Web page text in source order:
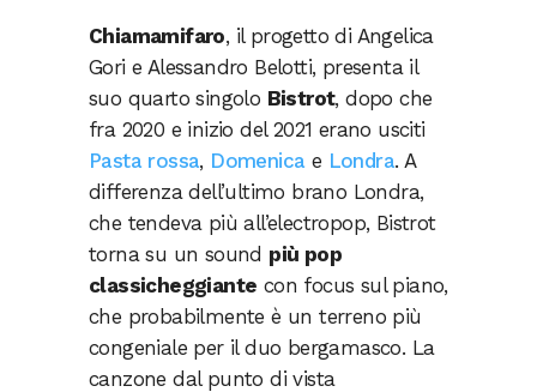
Chiamamifaro, il progetto di Angelica
Gori e Alessandro Belotti, presenta il
suo quarto singolo Bistrot, dopo che
fra 2020 e inizio del 2021 erano usciti
Pasta rossa, Domenicae Londra. A
differenza dell’ultimo brano Londra,
che tendeva più all’electropop, Bistrot
torna su un sound più pop
classicheggiante con focus sul piano,
che probabilmente è un terreno più
congeniale per il duo bergamasco. La
canzone dal punto di vista